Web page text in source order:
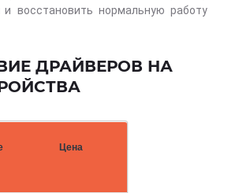
и восстановить нормальную работу
ДРАЙВЕРОВ НА
Цена